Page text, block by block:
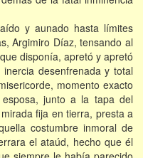
y aunado hasta límites
Argimiro Díaz, tensando al
disponía, apretó y apretó
desenfrenada y total
momento exacto
junto a la tapa del
fija en tierra, presta a
costumbre inmoral de
el ataúd, hecho que él